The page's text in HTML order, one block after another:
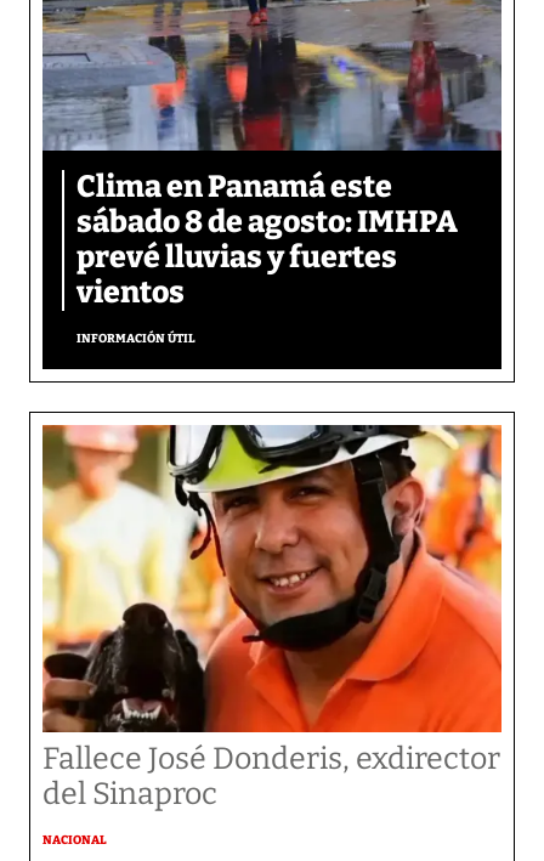
Clima en Panamá este
sábado 8 de agosto: IMHPA
prevé lluvias y fuertes
vientos
INFORMACIÓN ÚTIL
Fallece José Donderis, exdirector
del Sinaproc
NACIONAL